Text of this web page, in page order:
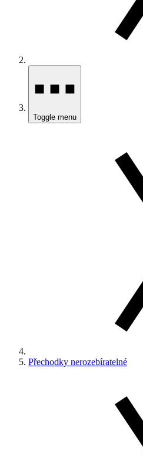
Toggle menu
Přechodky nerozebíratelné